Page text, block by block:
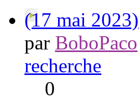
(17 mai
par BoboPaco
recherche
0